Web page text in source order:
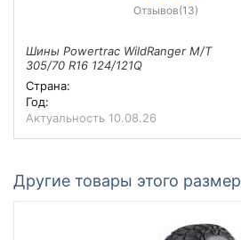
Отзывов(13)
Шины Powertrac WildRanger M/T
305/70 R16 124/121Q
Страна:
Год:
Актуальность 10.08.26
Другие товары этого